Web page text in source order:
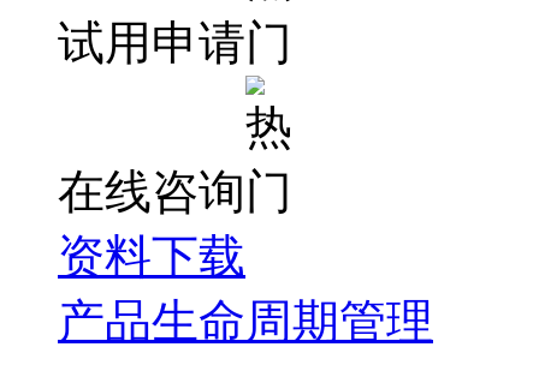
试用申请
在线咨询
资料下载
产品生命周期管理